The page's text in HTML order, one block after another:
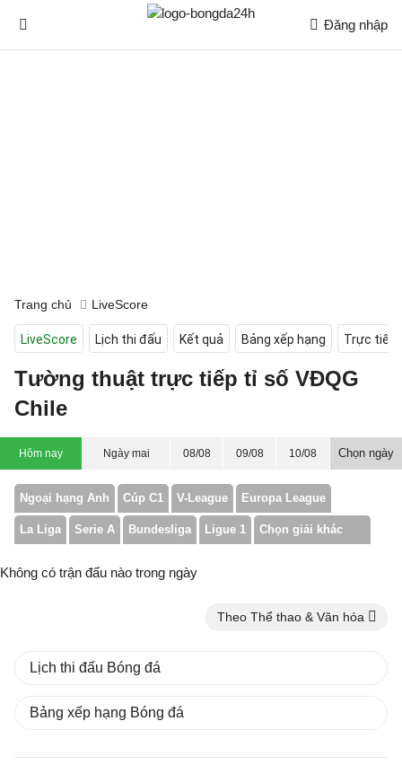
Đăng nhập
Trang chủ LiveScore
LiveScore Lịch thi đấu Kết quả Bảng xếp hạng Trực tiếp
Tường thuật trực tiếp tỉ số VĐQG
Chile
Hôm nay Ngày mai 08/08 09/08 10/08 Chọn ngày
Ngoại hạng Anh Cúp C1 V-League Europa League
La Liga Serie A Bundesliga Ligue 1 Chọn giải khác
Không có trận đấu nào trong ngày
Theo Thể thao & Văn hóa
Lịch thi đấu Bóng đá
Bảng xếp hạng Bóng đá